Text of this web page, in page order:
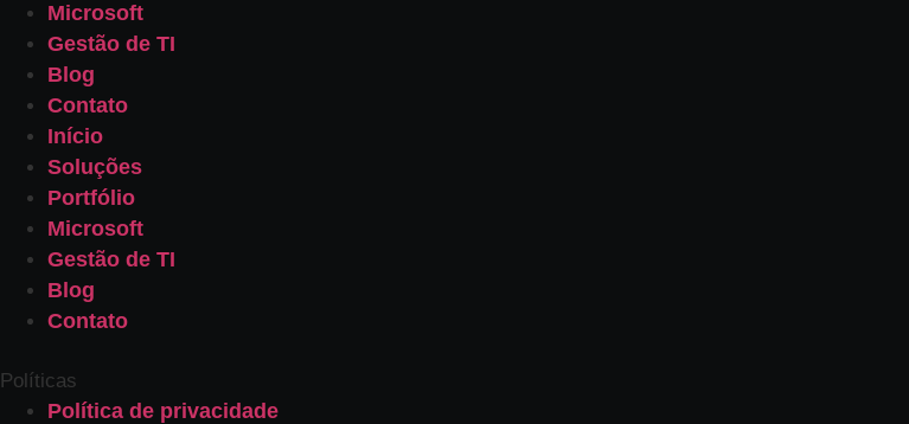
Microsoft
Gestão de TI
Blog
Contato
Início
Soluções
Portfólio
Microsoft
Gestão de TI
Blog
Contato
Políticas
Política de privacidade